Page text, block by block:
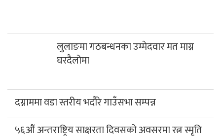
लुलाङमा गठबन्धनका उम्मेदवार मत माग्न
घरदैलोमा
दग्नाममा वडा स्तरीय भदौरे गाउँसभा सम्पन्न
५६औं अन्तराष्ट्रिय साक्षरता दिवसको अवसरमा रत्न स्मृति